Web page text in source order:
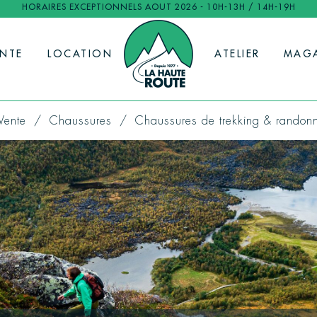
HORAIRES EXCEPTIONNELS AOUT 2026 - 10H-13H / 14H-19H
LOCATION ATELIER
Chaussures Chaussures de trekking &